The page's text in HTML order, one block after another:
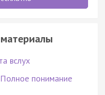
вслух
понимание